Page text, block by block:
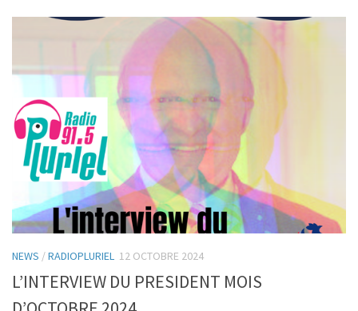
NEWS /RADIOPLURIEL 12 OCTOBRE 2024
L’INTERVIEW DU PRESIDENT MOIS